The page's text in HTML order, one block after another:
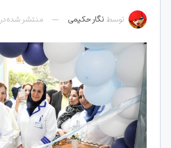
توسط نگار حکیمی منتشر شده در